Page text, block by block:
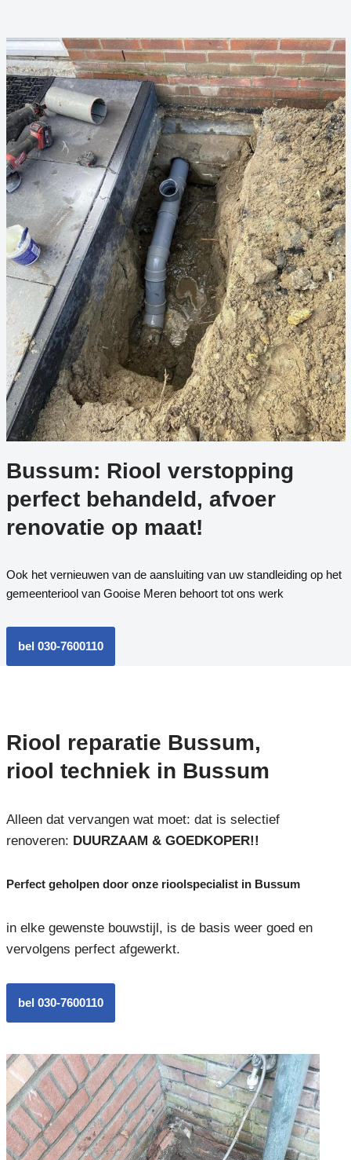
Bussum: Riool verstopping
perfect behandeld, afvoer
renovatie op maat!
Ook het vernieuwen van de aansluiting van uw standleiding op het
gemeenteriool van Gooise Meren behoort tot ons werk
bel 030-7600110
Riool reparatie Bussum,
riool techniek in Bussum
Alleen dat vervangen wat moet: dat is selectief
renoveren: DUURZAAM & GOEDKOPER!!
Perfect geholpen door onze rioolspecialist in Bussum
in elke gewenste bouwstijl, is de basis weer goed en
vervolgens perfect afgewerkt.
bel 030-7600110